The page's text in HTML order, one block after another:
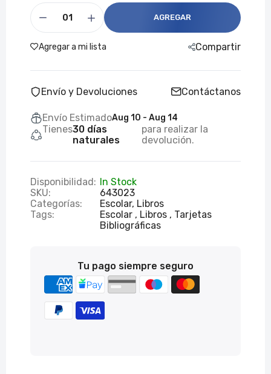
AGREGAR
Agregar a mi lista Compartir
Envío y Devoluciones Contáctanos
Envío EstimadoAug 10 - Aug 14
Tienes30 días
naturales
para realizar la
devolución.
Disponibilidad: In Stock
SKU:
643023
Categorías:
Escolar, Libros
Tags:
Escolar Libros
Tarjetas
Bibliográficas
Tu pago siempre seguro